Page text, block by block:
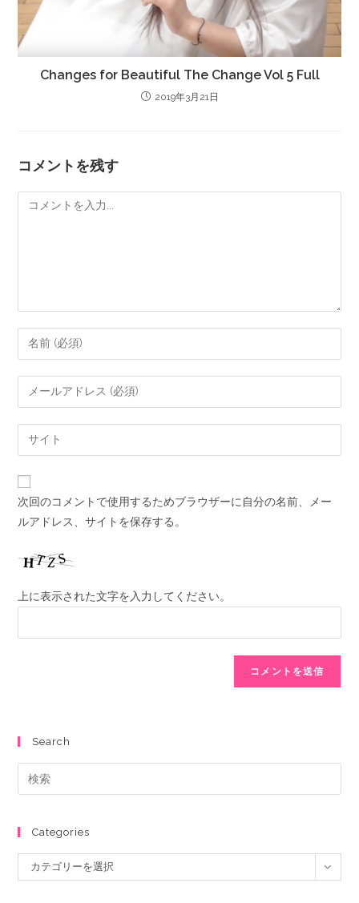
Changes for Beautiful The Change Vol 5 Full
2019年3月21日
コメントを残す
次回のコメントで使用するためブラウザーに自分の名前、メー
ルアドレス、サイトを保存する。
上に表示された文字を入力してください。
Search
Categories
カテゴリーを選択